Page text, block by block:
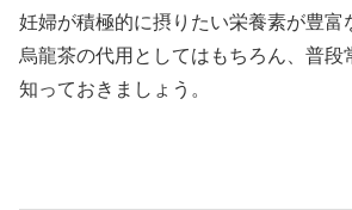
妊婦が積極的に摂りたい栄養素が豊富
烏龍茶の代用としてはもちろん、普段
知っておきましょう。